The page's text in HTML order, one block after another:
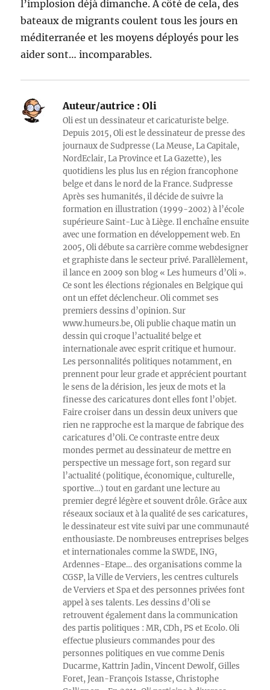
l’implosion déjà dimanche. À côté de cela, des
bateaux de migrants coulent tous les jours en
méditerranée et les moyens déployés pour les
aider sont… incomparables.
Auteur/autrice : Oli
Oli est un dessinateur et caricaturiste belge.
Depuis 2015, Oli est le dessinateur de presse des
journaux de Sudpresse (La Meuse, La Capitale,
NordEclair, La Province et La Gazette), les
quotidiens les plus lus en région francophone
belge et dans le nord de la France. Sudpresse
Après ses humanités, il décide de suivre la
formation en illustration (1999-2002) à l’école
supérieure Saint-Luc à Liège. Il enchaîne ensuite
avec une formation en développement web. En
2005, Oli débute sa carrière comme webdesigner
et graphiste dans le secteur privé. Parallèlement,
il lance en 2009 son blog « Les humeurs d’Oli ».
Ce sont les élections régionales en Belgique qui
ont un effet déclencheur. Oli commet ses
premiers dessins d’opinion. Sur
www.humeurs.be, Oli publie chaque matin un
dessin qui croque l’actualité belge et
internationale avec esprit critique et humour.
Les personnalités politiques notamment, en
prennent pour leur grade et apprécient pourtant
le sens de la dérision, les jeux de mots et la
finesse des caricatures dont elles font l’objet.
Faire croiser dans un dessin deux univers que
rien ne rapproche est la marque de fabrique des
caricatures d’Oli. Ce contraste entre deux
mondes permet au dessinateur de mettre en
perspective un message fort, son regard sur
l’actualité (politique, économique, culturelle,
sportive…) tout en gardant une lecture au
premier degré légère et souvent drôle. Grâce aux
réseaux sociaux et à la qualité de ses caricatures,
le dessinateur est vite suivi par une communauté
enthousiaste. De nombreuses entreprises belges
et internationales comme la SWDE, ING,
Ardennes-Etape… des organisations comme la
CGSP, la Ville de Verviers, les centres culturels
de Verviers et Spa et des personnes privées font
appel à ses talents. Les dessins d’Oli se
retrouvent également dans la communication
des partis politiques : MR, CDh, PS et Ecolo. Oli
effectue plusieurs commandes pour des
personnes politiques en vue comme Denis
Ducarme, Kattrin Jadin, Vincent Dewolf, Gilles
Foret, Jean-François Istasse, Christophe